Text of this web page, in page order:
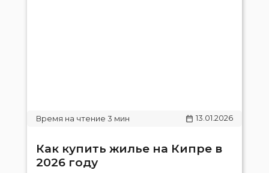
13.01.2026
Как купить жилье на Кипре в
2026 году